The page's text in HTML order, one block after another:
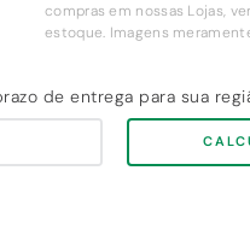
compras em nossas Lojas,
estoque. Imagens